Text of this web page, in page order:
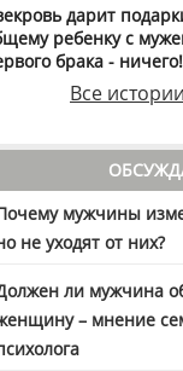
дарит
ребенку с
брака - ничего!
Все
мужчины
не уходят от них?
ли мужчина
– мнение